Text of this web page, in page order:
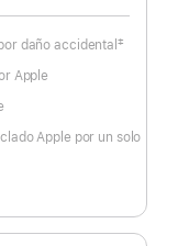
daño accidental ‡
Apple
Apple por un solo